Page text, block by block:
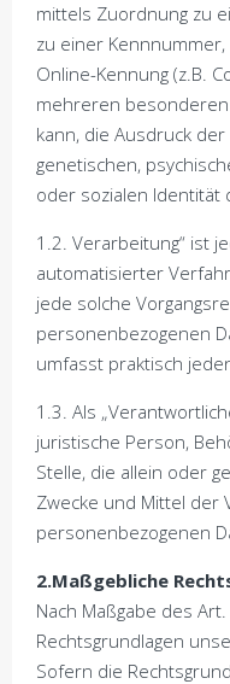
mittels Zuordnung zu
zu einer
Online-Kennung (z.B.
mehreren
kann, die Ausdruck
genetischen,
oder sozialen Identität
1.2. Verarbeitung“ ist
automatisierter
jede solche
personenbezogenen
umfasst praktisch
1.3. Als
juristische Person,
Stelle, die allein oder
Zwecke und Mittel der
personenbezogenen
2.Maßgebliche
Nach Maßgabe des
Rechtsgrundlagen
Sofern die